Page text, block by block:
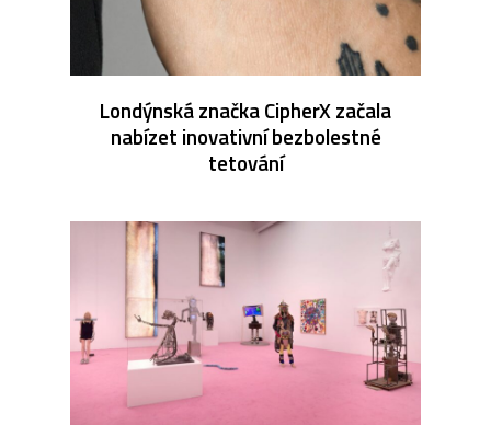
Londýnská značka CipherX začala
nabízet inovativní bezbolestné
tetování